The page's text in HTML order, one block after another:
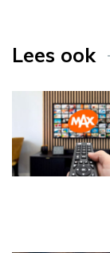
Lees ook